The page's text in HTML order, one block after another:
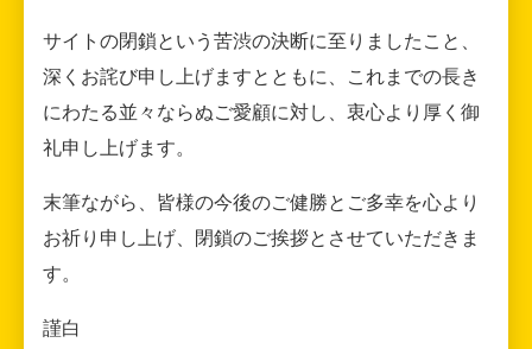
サイトの閉鎖という苦渋の決断に至りましたこと、
深くお詫び申し上げますとともに、これまでの長き
にわたる並々ならぬご愛顧に対し、衷心より厚く御
礼申し上げます。
末筆ながら、皆様の今後のご健勝とご多幸を心より
お祈り申し上げ、閉鎖のご挨拶とさせていただきま
す。
謹白